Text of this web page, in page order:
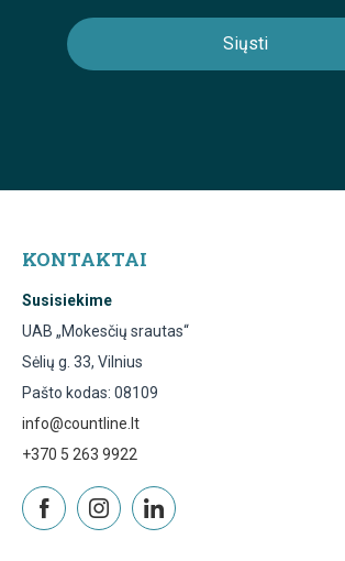
KONTAKTAI
Susisiekime
UAB „Mokesčių srautas“
Sėlių g. 33, Vilnius
Pašto kodas: 08109
info@countline.lt
+370 5 263 9922